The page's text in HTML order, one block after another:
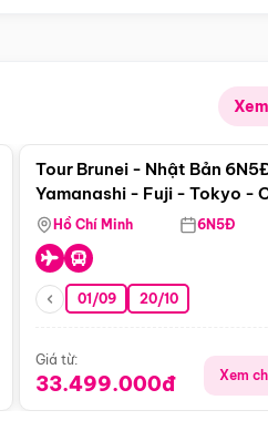
Điểm
Tour Brunei - Nhật Bản 6N5Đ
Yamanashi - Fuji - Tokyo -
- Freeday
Hồ Chí Minh 6N5Đ
01/09 20/10
Giá từ:
33.499.000đ Xem